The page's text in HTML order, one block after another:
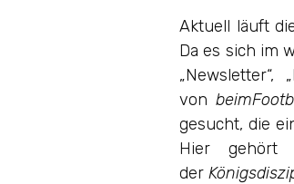
Aktuell läuft
Da es sich im
von
gesucht, die
Hier gehört
der